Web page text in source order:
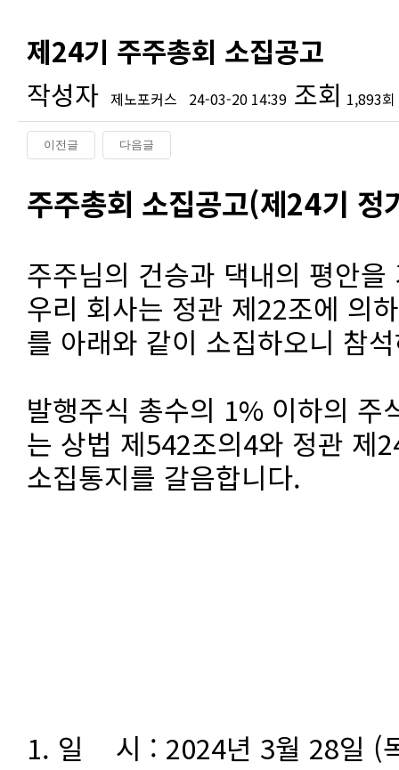
제24기 주주총회 소집공고
작성자 제노포커스 24-03-20 14:39 조회 1,893회
이전글 다음글
본문
주주총회 소집공고(제24기 정
주주님의 건승과 댁내의 평안을
우리 회사는 정관 제22조에 의
를 아래와 같이 소집하오니 참
발행주식 총수의 1% 이하의 주
는 상법 제542조의4와 정관 제
소집통지를 갈음합니다.
1. 일 시 : 2024년 3월 28일 (